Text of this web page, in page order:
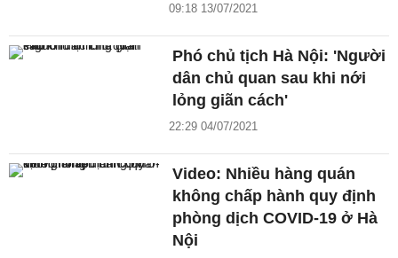
09:18 13/07/2021
Phó chủ tịch Hà Nội: 'Người
dân chủ quan sau khi nới
lỏng giãn cách'
22:29 04/07/2021
Video: Nhiều hàng quán
không chấp hành quy định
phòng dịch COVID-19 ở Hà
Nội